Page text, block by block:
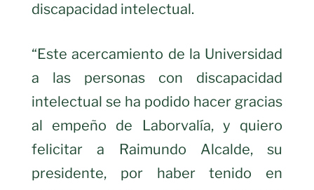
discapacidad intelectual.
“Este acercamiento de la Universidad
a las personas con discapacidad
intelectual se ha podido hacer gracias
al empeño de Laborvalía, y quiero
felicitar a Raimundo Alcalde, su
presidente, por haber tenido en